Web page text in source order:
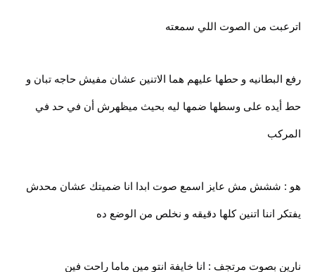
اترعبت من الصوت اللي سمعته
رفع البطانيه و حطها عليهم هما الاتنين عشان مفيش حاجه تبان و
حط أيده على وسطها ضمها ليه بحيث ميظهرش أن في حد في
المركب
هو : ششش مش عايز اسمع صوت ابدا انا ضميتك عشان محدش
يفتكر اننا اتنين كلها دقيقه و نخلص من الوضع ده
نارين بصوت مرتجف : انا خايفة انتو مين ماما راحت فين